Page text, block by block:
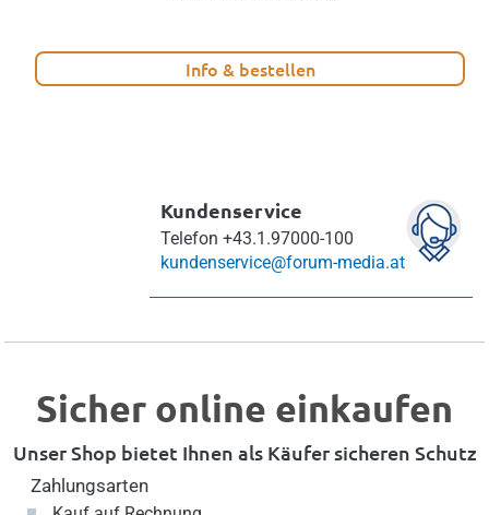
Info & bestellen
Kundenservice
Telefon +43.1.97000-100
kundenservice@forum-media.at
Sicher online einkaufen
Unser Shop bietet Ihnen als Käufer sicheren Schutz
Zahlungsarten